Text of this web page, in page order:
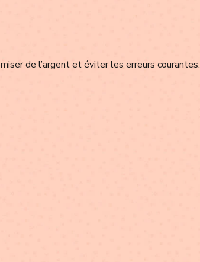
de l’argent et éviter les erreurs courantes.